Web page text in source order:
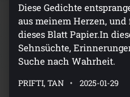
Diese Gedichte
aus meinem Herzen,
dieses Blatt Papier.In
Sehnsüchte,
Suche nach Wahrheit.
PRIFTI, TAN 2025-01-29